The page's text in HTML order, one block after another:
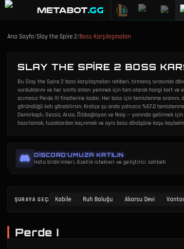
METABOT.gg
Ana Sayfa/Slay the Spire 2/Boss Karşılaşmaları
SLAY THE SPIRE 2 BOSS
Bu Slay the Spire 2 boss karşılaşmaları rehberi, tırmanış sırasında
vurduklarını ve her sınıfa onları yenmek için tam olarak hangi kart
acımasız Perde III finallerine kadar. Her boss için temizlenme
göründüğü katı görebilirsin. Kraliçe şu anda yalnızca %67.0
Demirkaplı, Sessiz, Arıza, Ölübağlayan ve Naip — yanında getirmek
hazırlamak, tuzaklardan kaçınmak ve aynı boss dövüşüne koşu
DISCORD'UMUZA KATILIN
Hata bildirimleri, özellik istekleri ve geliştirici sohbeti
ŞURAYA GEÇ: Kabile Ruh Baluğu Akarsu Devi
Perde I